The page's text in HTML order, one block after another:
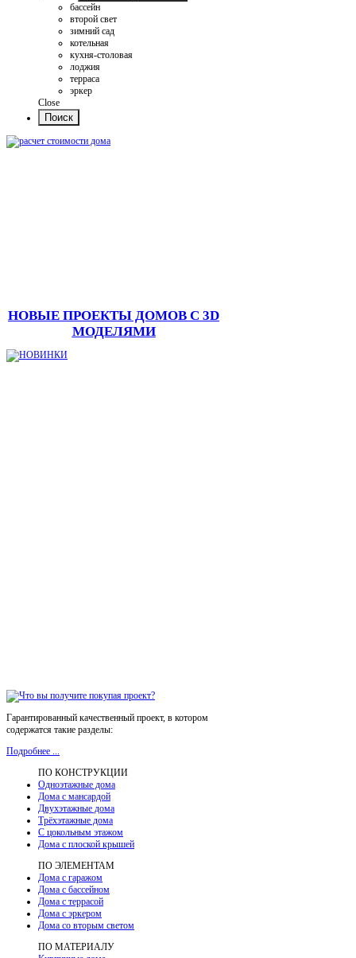
бассейн
второй свет
зимний сад
котельная
кухня-столовая
лоджия
терраса
эркер
Close
НОВЫЕ ПРОЕКТЫ ДОМОВ С 3D
МОДЕЛЯМИ
Гарантированный качественный проект, в котором
содержатся такие разделы:
Подробнее ...
ПО КОНСТРУКЦИИ
Одноэтажные дома
Дома с мансардой
Двухэтажные дома
Трёхэтажные дома
С цокольным этажом
Дома с плоской крышей
ПО ЭЛЕМЕНТАМ
Дома с гаражом
Дома с бассейном
Дома с террасой
Дома с эркером
Дома со вторым светом
ПО МАТЕРИАЛУ